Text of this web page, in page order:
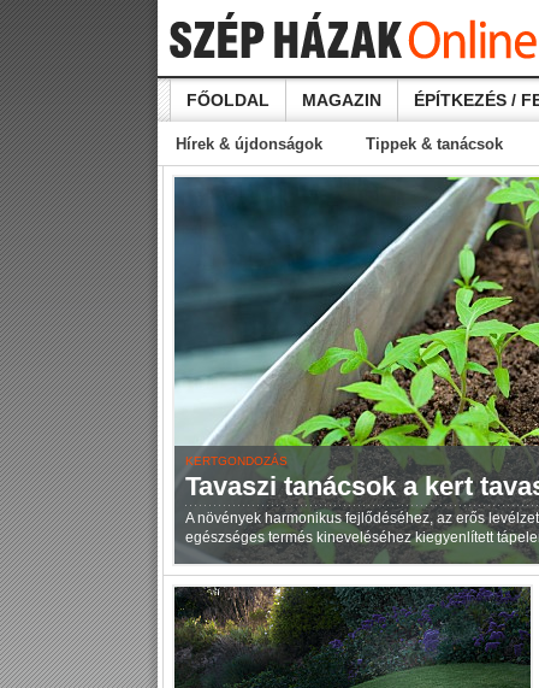
FŐOLDAL MAGAZIN ÉPÍTKEZÉS /
Hírek & újdonságok Tippek & tanácsok
KERTGONDOZÁS
Tavaszi tanácsok a kert
A növények harmonikus fejlődéséhez, az erős
egészséges termés kineveléséhez kiegyenlített